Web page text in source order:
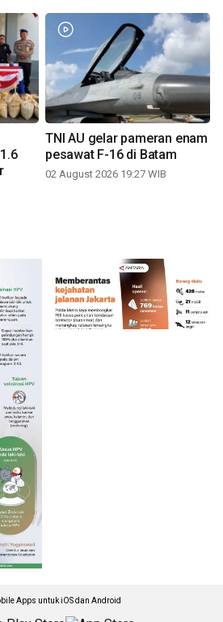
TNI AU gelar pameran enam
pesawat F-16 di Batam
02 August 2026 19:27 WIB
Apps untuk iOS dan Android